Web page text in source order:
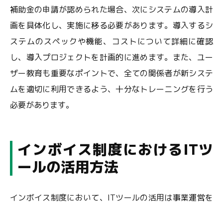
補助金の申請が認められた場合、次にシステムの導入計
画を具体化し、実施に移る必要があります。導入するシ
ステムのスペックや機能、コストについて詳細に確認
し、導入プロジェクトを計画的に進めます。また、ユー
ザー教育も重要なポイントで、全ての関係者が新システ
ムを適切に利用できるよう、十分なトレーニングを行う
必要があります。
インボイス制度におけるITツ
ールの活用方法
インボイス制度において、ITツールの活用は事業運営を